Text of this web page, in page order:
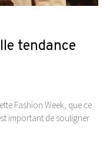
tendance
Fashion Week, que ce
important de souligner